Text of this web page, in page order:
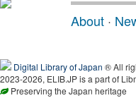
About ·
Digital Library of Japan ® All
2023-2026, ELIB.JP is a part of
Preserving the Japan heritage